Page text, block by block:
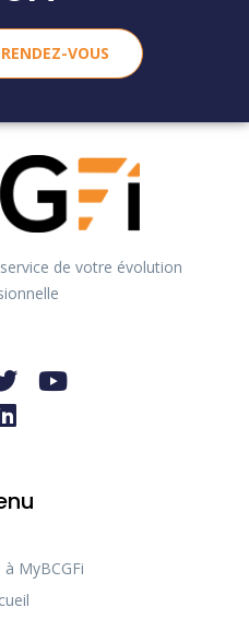
VOUS
de votre évolution
MyBCGFi